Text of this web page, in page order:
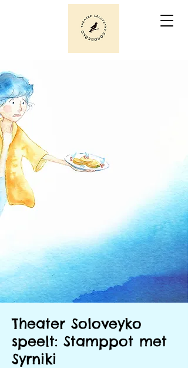
Theater Soloveyko
speelt: Stamppot met
Syrniki